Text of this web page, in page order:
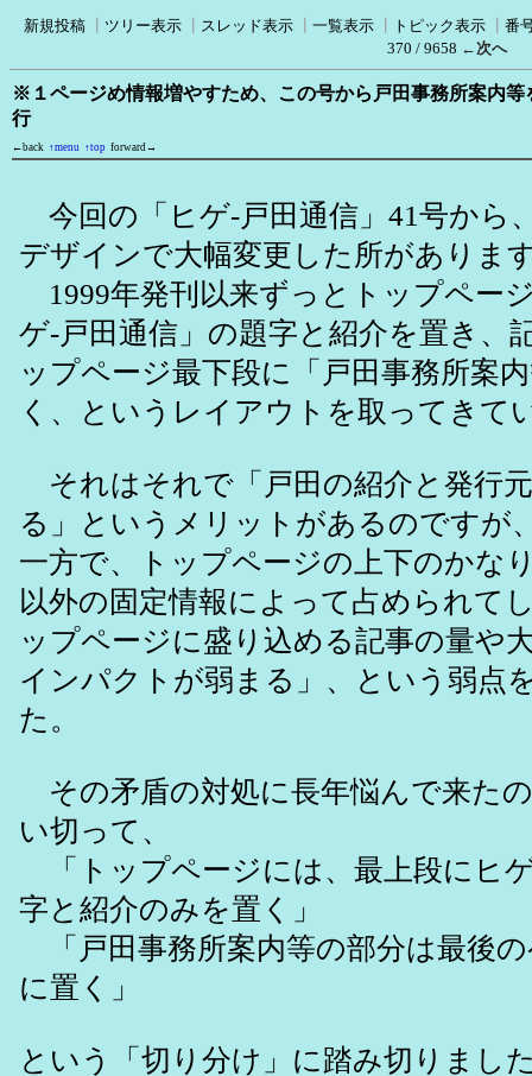
新規投稿 ツリー表示 スレッド表示 一覧表示 トピック表示
番
370 / 9658 ←次へ
※１ページめ情報増やすため、この号から戸田事務所案内等
行
←back ↑menu ↑top forward→
今回の「ヒゲ-戸田通信」41号から
デザインで大幅変更した所がありま
1999年発刊以来ずっとトップペー
ゲ-戸田通信」の題字と紹介を置き、
ップページ最下段に「戸田事務所案
く、というレイアウトを取ってきて
それはそれで「戸田の紹介と発行
る」というメリットがあるのですが
一方で、トップページの上下のかな
以外の固定情報によって占められて
ップページに盛り込める記事の量や
インパクトが弱まる」、という弱点
た。
その矛盾の対処に長年悩んで来た
い切って、
「トップページには、最上段にヒ
字と紹介のみを置く」
「戸田事務所案内等の部分は最後
に置く」
という「切り分け」に踏み切りまし